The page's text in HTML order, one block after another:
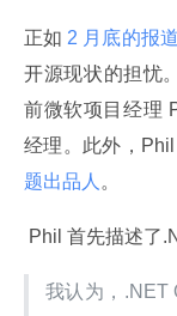
正如 2 月底的报道
开源现状的担忧
前微软项目经理
经理。此外，Phil
题出品人 。
Phil 首先描述了
我认为，.NET